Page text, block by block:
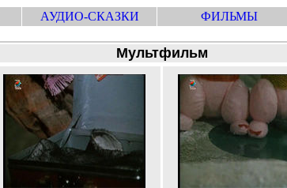
АУДИО-СКАЗКИ ФИЛЬМЫ
Мультфильм